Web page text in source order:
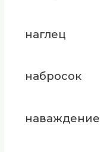
наглец
набросок
наваждение